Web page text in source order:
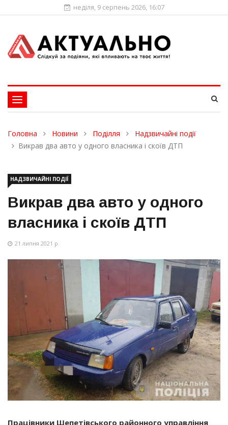
неділя, 9 серпень 2026, 16:07
Toggle
navigation
Головна Новини Поділля
Надзвичайні події
Викрав два авто у одного власника і скоїв ДТП
НАДЗВИЧАЙНІ ПОДІЇ
Викрав два авто у одного
власника і скоїв ДТП
21 липня 2021 р.
Працівники Шепетівського районного управління